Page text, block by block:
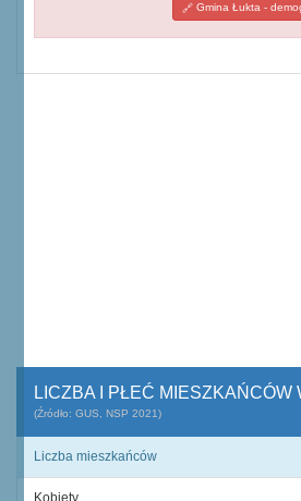
Gmina Łukta -
LICZBA I PŁEĆ MIESZKAŃCÓW
(Źródło: GUS, NSP 2021)
Liczba mieszkańców
Kobiety